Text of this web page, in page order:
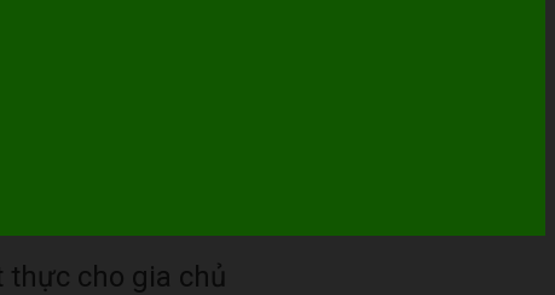
cho gia chủ